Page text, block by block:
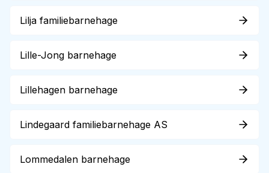
Lilja familiebarnehage
Lille-Jong barnehage
Lillehagen barnehage
Lindegaard familiebarnehage AS
Lommedalen barnehage